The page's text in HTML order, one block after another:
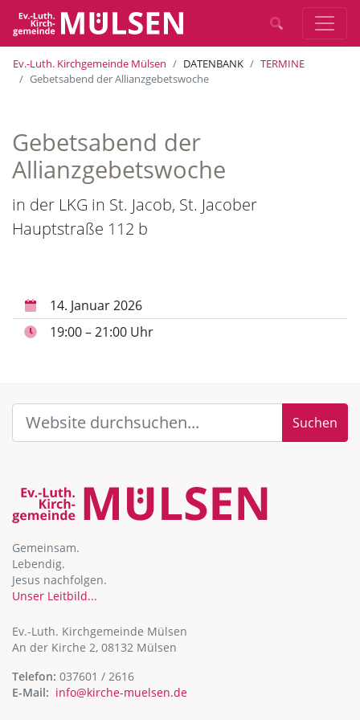
Ev.-Luth. Kirchgemeinde Mülsen DATENBANK
TERMINE
Gebetsabend der Allianzgebetswoche
Gebetsabend der
Allianzgebetswoche
in der LKG in St. Jacob, St. Jacober
Hauptstraße 112 b
14. Januar 2026
19:00 – 21:00 Uhr
Suchen
Gemeinsam.
Lebendig.
Jesus nachfolgen.
Unser Leitbild...
Ev.-Luth. Kirchgemeinde Mülsen
An der Kirche 2, 08132 Mülsen
Telefon: 037601 / 2616
E-Mail: info@kirche-muelsen.de